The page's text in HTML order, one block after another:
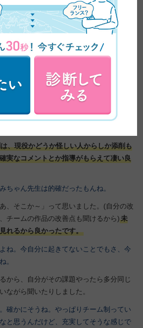
います。
さんからの添削受けたと思いますが、そ
をもらってもいいなって思ってたけど、
でへこまない人間だからですね（笑）。
あれぐらいの方がいいよなって思ってま
、現役かどうか怪しい人からしか添削も
実なコメントとか指導がもらえて凄い良
ちゃん先生は的確だったもんね。
、そこか～」って思いました。(自分の改
チームの作品の改善点も聞けるから)未
れるから良かったです。
ね。今自分に起きてないことでもさ、今
。
から、自分がその課題やったら多分同じ
ながら聞いたりしました。
確かにそうね。やっぱりチーム制ってい
と思うんだけど、充実してそうな感じで